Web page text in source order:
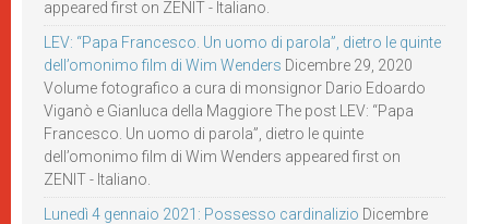
appeared first on ZENIT - Italiano.
LEV: “Papa Francesco. Un uomo di parola”, dietro le quinte
dell’omonimo film di Wim Wenders Dicembre 29, 2020
Volume fotografico a cura di monsignor Dario Edoardo
Viganò e Gianluca della Maggiore The post LEV: “Papa
Francesco. Un uomo di parola”, dietro le quinte
dell’omonimo film di Wim Wenders appeared first on
ZENIT - Italiano.
Lunedì 4 gennaio 2021: Possesso cardinalizio Dicembre